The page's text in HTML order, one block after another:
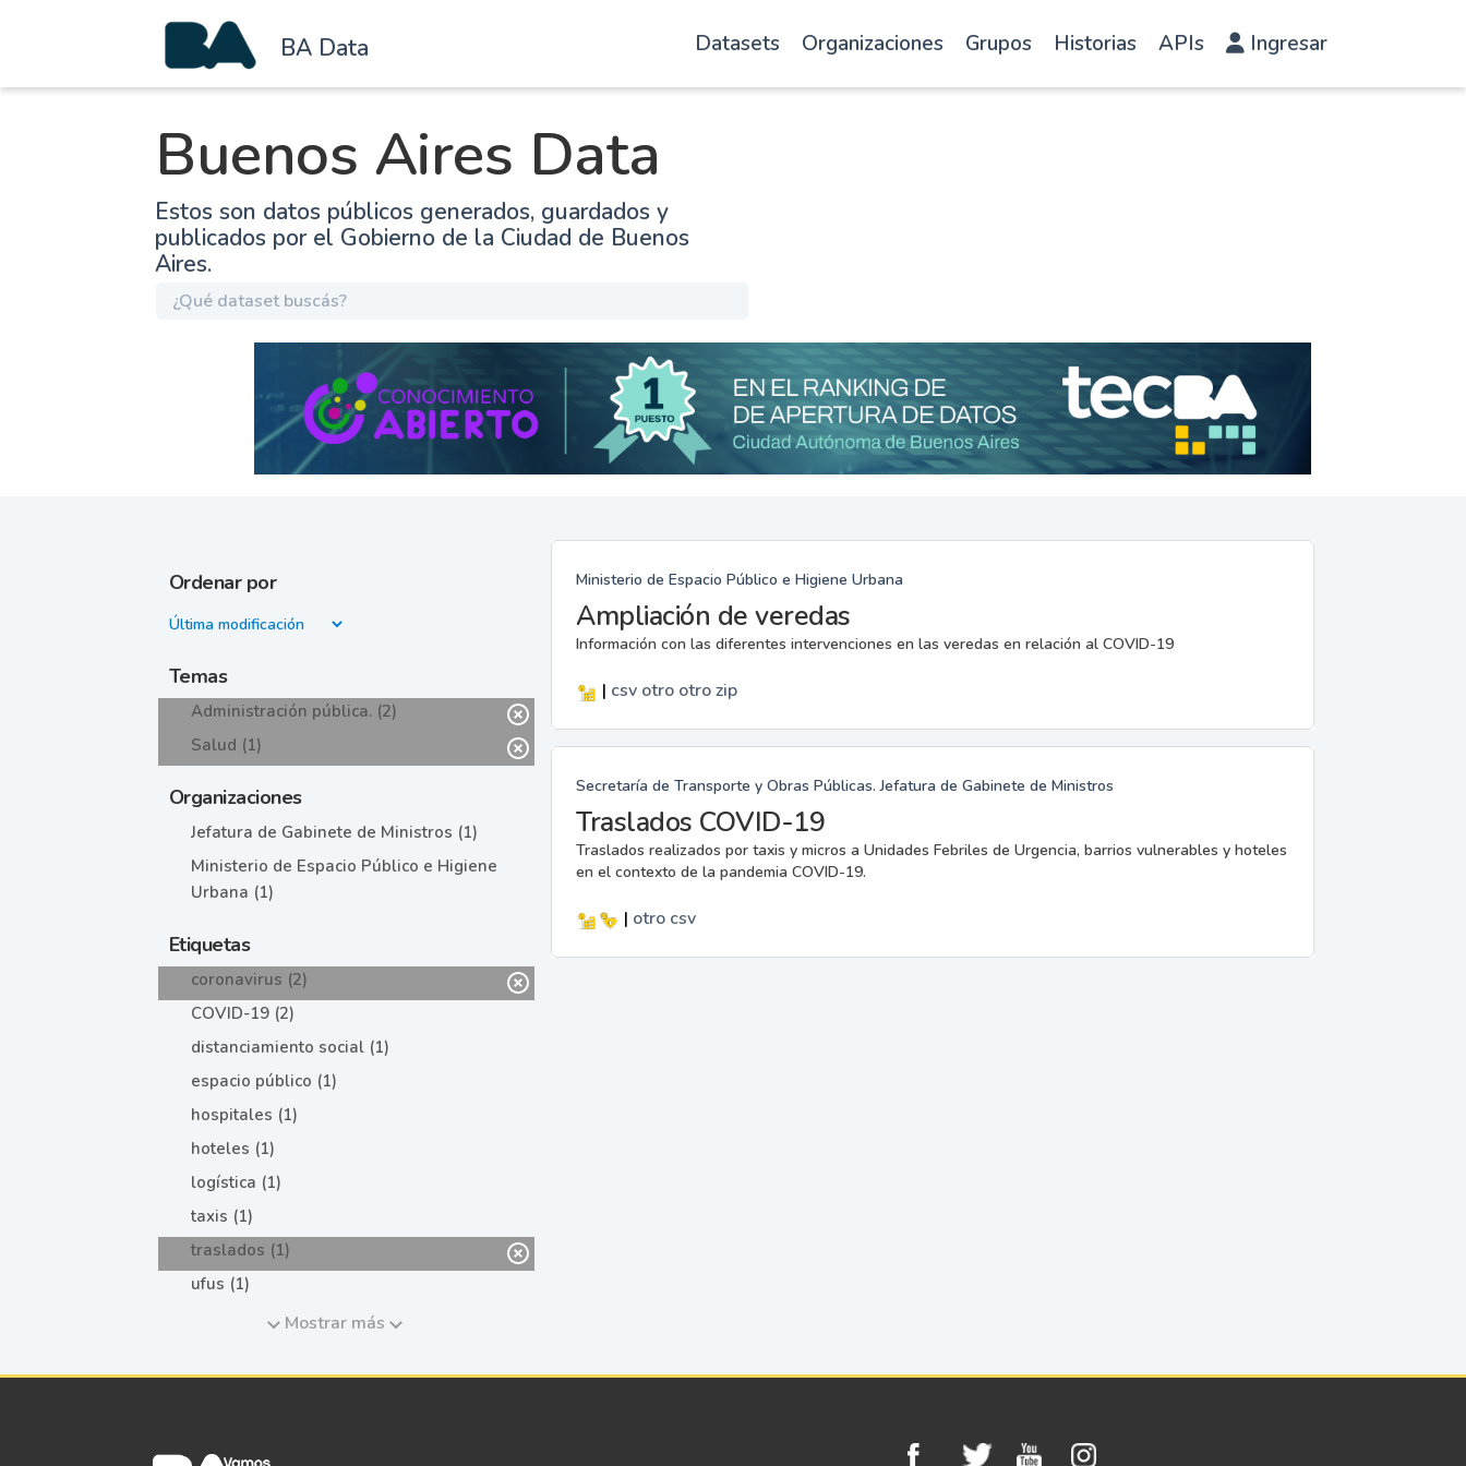
BA Data Datasets Organizaciones Grupos Historias APIs Ingresar
Buenos Aires Data
Estos son datos públicos generados, guardados y
publicados por el Gobierno de la Ciudad de Buenos
Aires.
Ordenar por
Temas
Administración pública. (2)
Salud (1)
Organizaciones
Jefatura de Gabinete de Ministros (1)
Ministerio de Espacio Público e Higiene
Urbana (1)
Etiquetas
coronavirus (2)
COVID-19 (2)
distanciamiento social (1)
espacio público (1)
hospitales (1)
hoteles (1)
logística (1)
taxis (1)
traslados (1)
ufus (1)
Mostrar más
Ministerio de Espacio Público e Higiene Urbana
Ampliación de veredas
Información con las diferentes intervenciones en las veredas en relación al COVID-19
| csv otro otrozip
Secretaría de Transporte y Obras Públicas. Jefatura de Gabinete de Ministros
Traslados COVID-19
Traslados realizados por taxis y micros a Unidades Febriles de Urgencia, barrios vulnerables y hoteles
en el contexto de la pandemia COVID-19.
| otro csv